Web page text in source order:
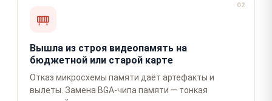
02
Вышла из строя видеопамять на
бюджетной или старой карте
Отказ микросхемы памяти даёт артефакты и
вылеты. Замена BGA-чипа памяти — тонкая